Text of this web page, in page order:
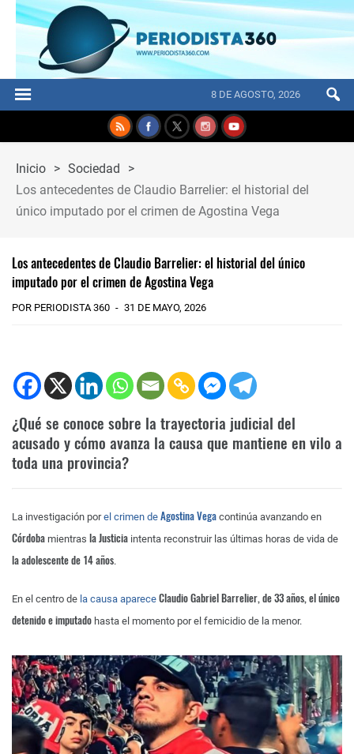
8 DE AGOSTO, 2026
Inicio > Sociedad
>
Los antecedentes de Claudio Barrelier: el historial del
único imputado por el crimen de Agostina Vega
Los antecedentes de Claudio Barrelier: el historial del único
imputado por el crimen de Agostina Vega
POR PERIODISTA 360 31 DE MAYO, 2026
¿Qué se conoce sobre la trayectoria judicial del
acusado y cómo avanza la causa que mantiene en vilo a
toda una provincia?
La investigación porel crimen de Agostina Vega continúa avanzando en
Córdoba mientras la Justicia intenta reconstruir las últimas horas de vida de
la adolescente de 14 años.
En el centro de la causa aparece Claudio Gabriel Barrelier, de 33 años, el único
detenido e imputado hasta el momento por el femicidio de la menor.